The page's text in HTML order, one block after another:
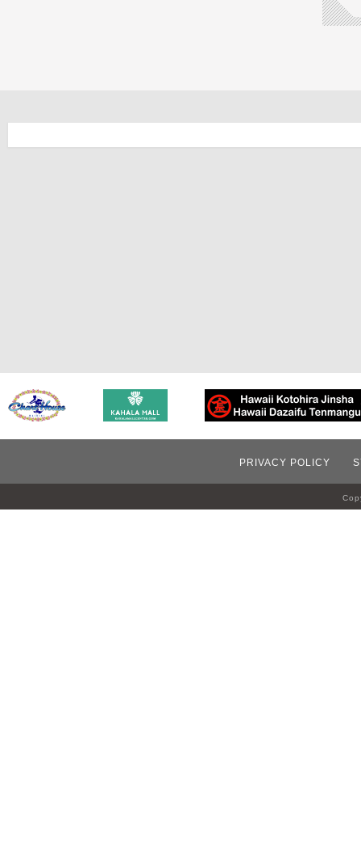
PRIVACY POLICY